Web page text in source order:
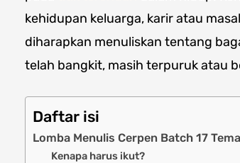
kehidupan keluarga, karir atau
diharapkan menuliskan tentang
telah bangkit, masih terpuruk atau
Daftar isi
Lomba Menulis Cerpen Batch 17
Kenapa harus ikut?